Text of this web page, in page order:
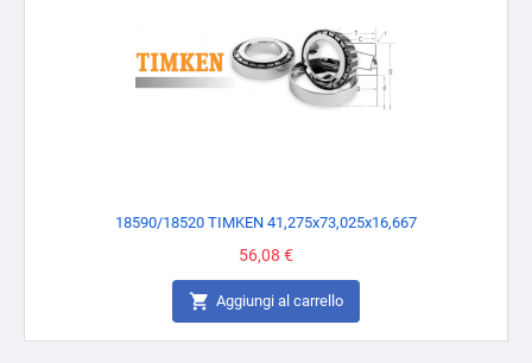
18590/18520 TIMKEN 41,275x73,025x16,667
Prezzo
56,08 €
 Aggiungi al carrello